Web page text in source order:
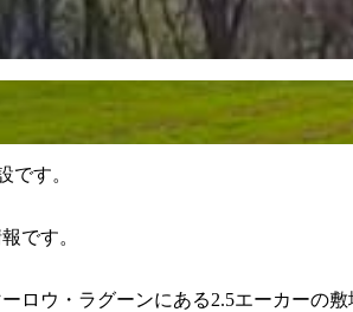
です。
です。
ロウ・ラグーンにある2.5エーカーの